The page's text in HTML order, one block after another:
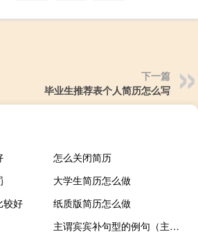
下一篇
毕业生推荐表个人简历怎么写
怎么关闭简历
大学生简历怎么做
较好
纸质版简历怎么做
主谓宾宾补句型的例句（主谓宾宾补）